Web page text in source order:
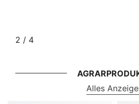
2 / von
4
Alles